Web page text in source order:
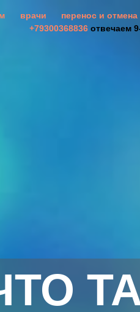
врачи перенос и отмена
+79300368836отвечаем